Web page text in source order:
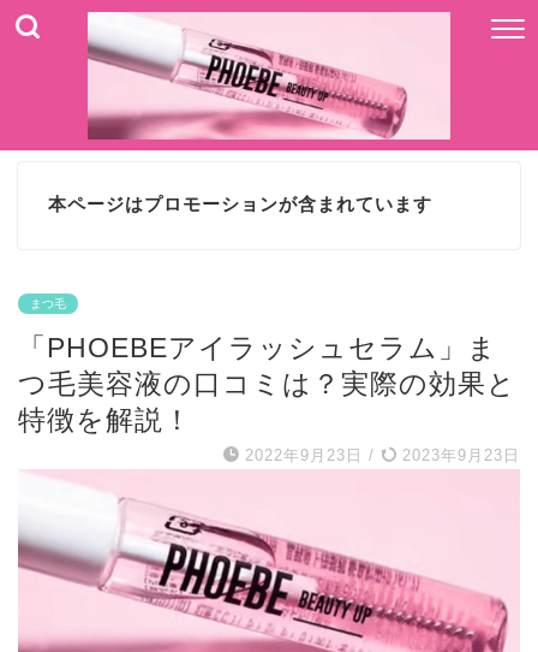
本ページはプロモーションが含まれています
まつ毛
「PHOEBEアイラッシュセラム」ま
つ毛美容液の口コミは？実際の効果と
特徴を解説！
2022年9月23日 / 2023年9月23日